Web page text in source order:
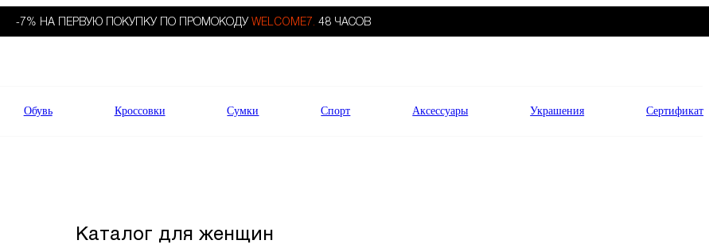
-7% НА ПЕРВУЮ ПОКУПКУ ПО ПРОМОКОДУ WELCOME7. 48 ЧАСОВ
Обувь Кроссовки Сумки Спорт Аксессуары Украшения Сертификат
Каталог для женщин